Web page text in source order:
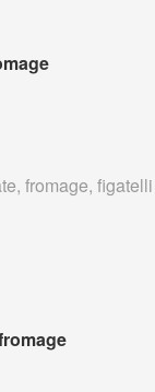
fromage, figatelli